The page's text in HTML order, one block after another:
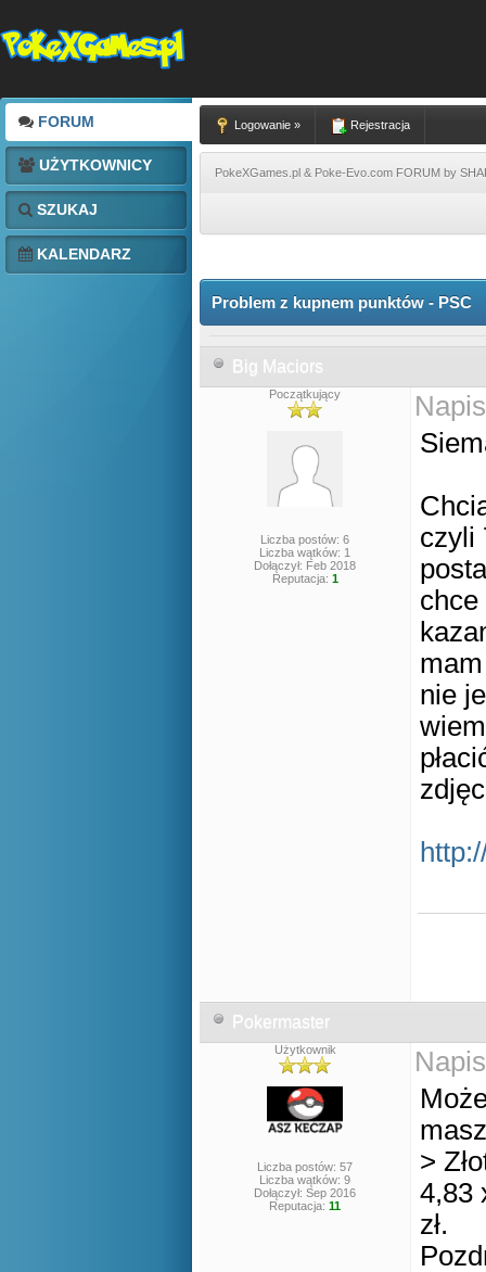
FORUM
UŻYTKOWNICY
SZUKAJ
KALENDARZ
Logowanie » Rejestracja
PokeXGames.pl & Poke-Evo.com FORUM by
Problem z kupnem punktów - PSC
Big Maciors
Początkujący
Liczba postów: 6
Liczba wątków: 1
Dołączył: Feb 2018
Reputacja: 1
czyli
chce
nie
Pokermaster
Użytkownik
Liczba postów: 57
Liczba wątków: 9
Dołączył: Sep 2016
Reputacja: 11
>
4,83
zł.